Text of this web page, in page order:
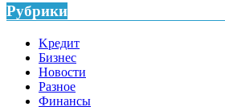
Рубрики
Kредит
Бизнес
Новости
Разное
Финансы